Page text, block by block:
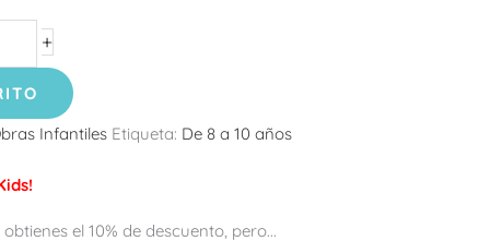
+
Infantiles Etiqueta: De 8 a 10 años
el 10% de descuento, pero...